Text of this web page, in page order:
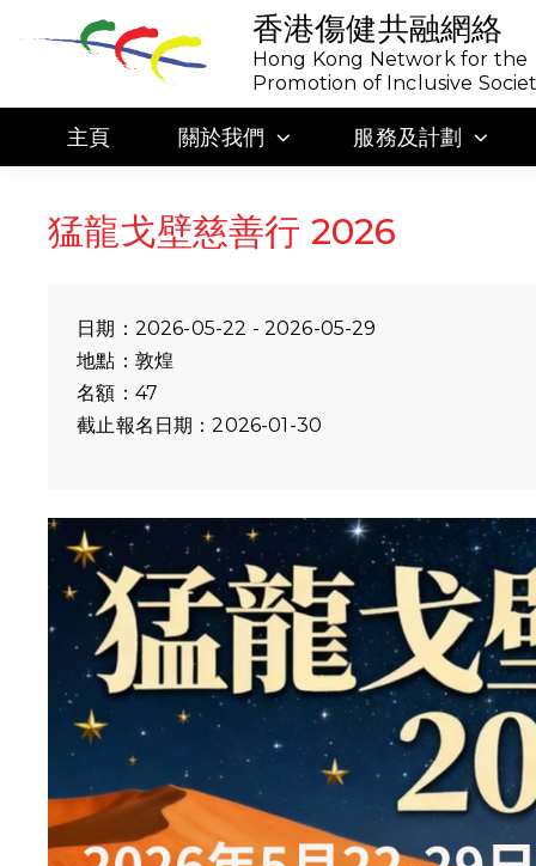
香港傷健共融網絡
Hong Kong Network for the
Promotion of Inclusive
主頁 關於我們 服務及計劃
猛龍戈壁慈善行 2026
日期：2026-05-22 - 2026-05-29
地點：敦煌
名額：47
截止報名日期：2026-01-30